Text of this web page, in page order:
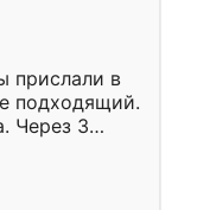
прислали в
подходящий.
Через 3
Остались